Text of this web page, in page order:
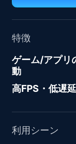
特徴
ゲーム/アプリ
動
高FPS・低遅延
利用シーン